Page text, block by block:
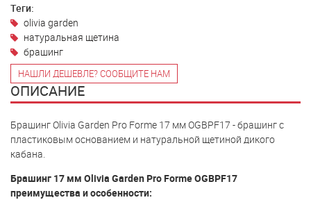
Теги:
olivia garden
натуральная щетина
брашинг
НАШЛИ ДЕШЕВЛЕ? СООБЩИТЕ НАМ
ОПИСАНИЕ
Брашинг Olivia Garden Pro Forme 17 мм OGBPF17 - брашинг с
пластиковым основанием и натуральной щетиной дикого
кабана.
Брашинг 17 мм Olivia Garden Pro Forme OGBPF17
преимущества и особенности: